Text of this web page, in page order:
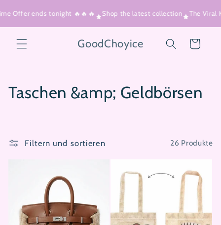
zum
Offer ends tonight 🔥🔥🔥 Shop the latest collection The Viral
GoodChoyice Warenkorb
K
Taschen &amp; Geldbörsen
Filtern und sortieren 26 Produkte